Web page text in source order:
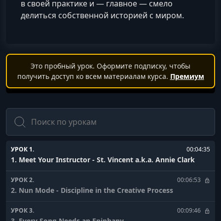
в своей практике и — главное — смело
делиться собственной историей с миром.
Это пробный урок. Оформите подписку, чтобы
получить доступ ко всем материалам курса. Премиум
Поиск
УРОК 1. 00:04:35
1. Meet Your Instructor - St. Vincent a.k.a. Annie Clark
УРОК 2. 00:06:53
2. Nun Mode - Discipline in the Creative Process
УРОК 3. 00:09:46